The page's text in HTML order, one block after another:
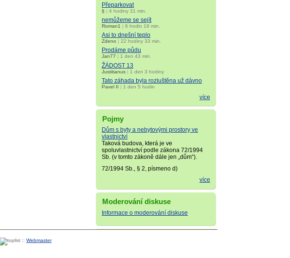
Přeparkovat
§ |4 hodiny 31 min.
nemůžeme se sejít
Roman1 |6 hodin 19 min.
Asi to dnešní teplo
Zdeno |22 hodiny 33 min.
Prodáme půdu
Jan77 1 den 43 min.
ŽÁDOST 13
Justitianus | 1 den 3 hodiny
Tato záhada byla rozluštěna už dávno
Pavel II | 1 den 5 hodin
více
Pojmy
Dům s byty a nebytovými prostory ve
vlastnictví
Taková budova, která je ve
spoluvlastnictví podle zákona 72/1994
Sb. (v tomto zákoně dále jen „dům“).
72/1994 Sb., § 2, písmeno d)
více
Moderování diskuse
Informace o moderování diskuse
:: Webmaster